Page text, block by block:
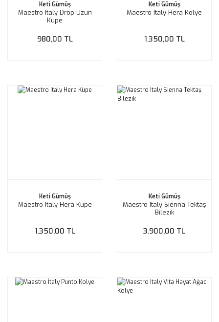
Keti Gümüş
Maestro Italy Drop Uzun
Küpe
980,00 TL
Keti Gümüş
Maestro Italy Hera Kolye
1.350,00 TL
Keti Gümüş
Maestro Italy Hera Küpe
1.350,00 TL
Keti Gümüş
Maestro Italy Sienna Tektaş
Bilezik
3.900,00 TL